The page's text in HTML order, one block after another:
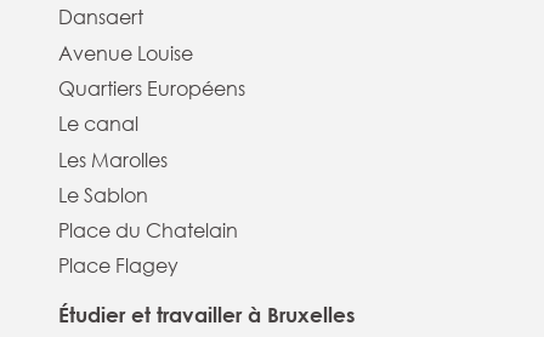
Dansaert
Avenue Louise
Quartiers Européens
Le canal
Les Marolles
Le Sablon
Place du Chatelain
Place Flagey
Étudier et travailler à Bruxelles